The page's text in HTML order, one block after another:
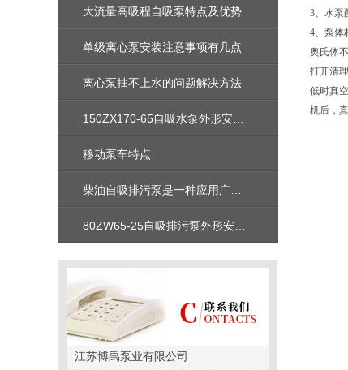
大流量高吸程自吸泵特点及优势
单级离心泵安装注意事项有几点
离心泵抽不上水的问题解决方法
150ZX170-65自吸水泵外形安装尺寸_性能参数曲线图_价格
移动泵车特点
柴油自吸排污泵是一种应用广泛的泵类装置
80ZW65-25自吸排污泵外形安装尺寸图及性能参数及价格
江苏博禹泵业有限公司
3、水泵
4、泵体
奥氏体
打开清
低时真
机后，